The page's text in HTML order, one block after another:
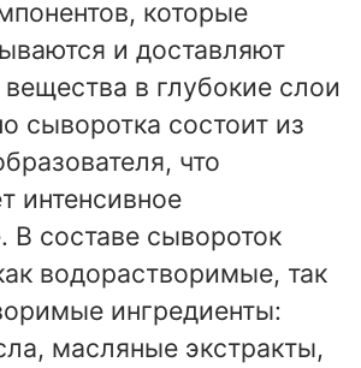
которые
и доставляют
в глубокие слои
сыворотка состоит из
что
интенсивное
В составе сывороток
водорастворимые, так
ингредиенты:
масляные экстракты,